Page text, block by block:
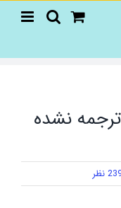
نشده
نظر